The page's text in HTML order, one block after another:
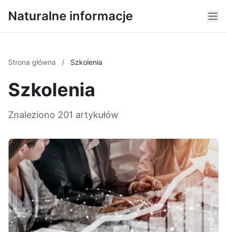
Naturalne informacje
Strona główna / Szkolenia
Szkolenia
Znaleziono 201 artykułów